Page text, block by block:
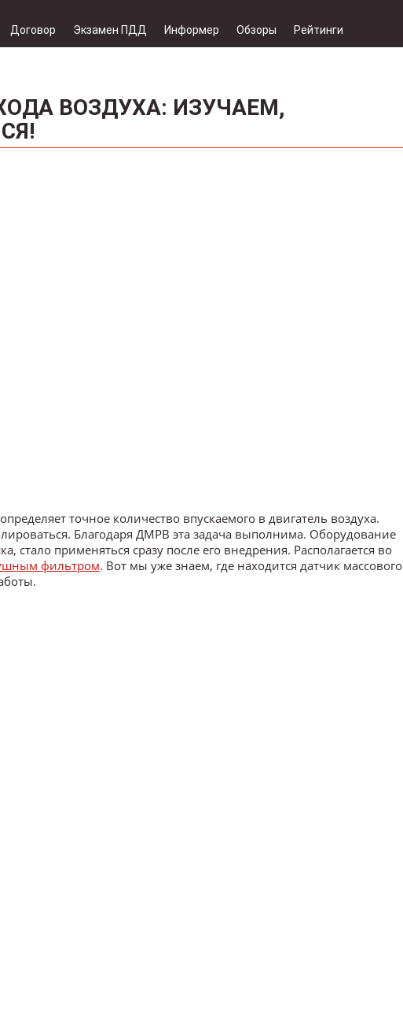
Договор Экзамен ПДД Информер Обзоры Рейтинги
ВОЗДУХА: ИЗУЧАЕМ,
точное количество впускаемого в двигатель воздуха.
Благодаря ДМРВ эта задача выполнима. Оборудование
стало применяться сразу после его внедрения. Располагается во
фильтром. Вот мы уже знаем, где находится датчик массового